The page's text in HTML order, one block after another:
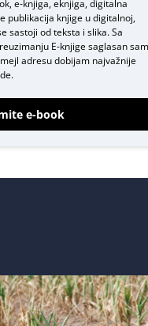
e-knjiga, eknjiga, digitalna
publikacija knjige u digitalnoj,
sastoji od teksta i slika. Sa
E-knjigesaglasan sam
adresu dobijam najvažnije
e-book